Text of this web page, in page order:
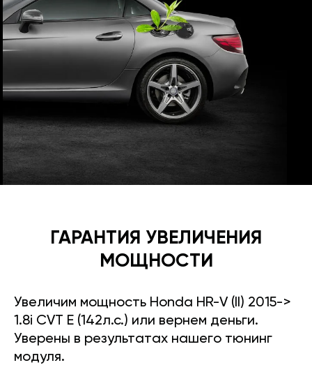
ГАРАНТИЯ УВЕЛИЧЕНИЯ
МОЩНОСТИ
Увеличим мощность Honda HR-V (II) 2015->
1.8i CVT E (142л.с.) или вернем деньги.
Уверены в результатах нашего тюнинг
модуля.